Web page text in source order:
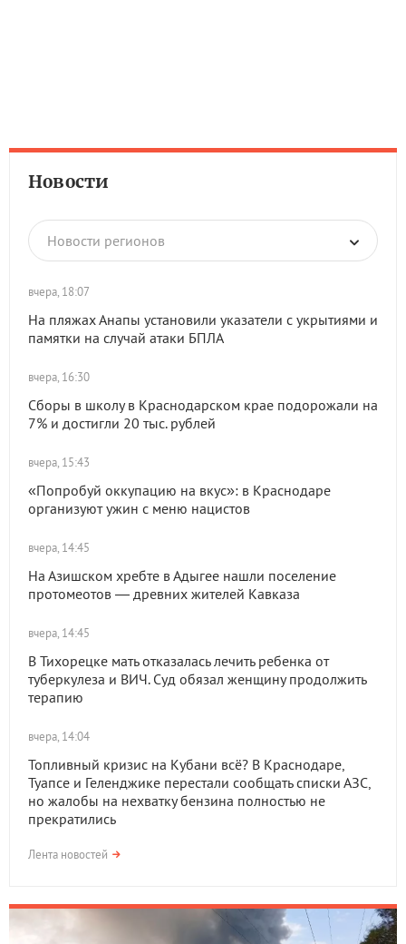
Новости
Новости регионов
вчера, 18:07
На пляжах Анапы установили указатели с укрытиями и
памятки на случай атаки БПЛА
вчера, 16:30
Сборы в школу в Краснодарском крае подорожали на
7% и достигли 20 тыс. рублей
вчера, 15:43
«Попробуй оккупацию на вкус»: в Краснодаре
организуют ужин с меню нацистов
вчера, 14:45
На Азишском хребте в Адыгее нашли поселение
протомеотов — древних жителей Кавказа
вчера, 14:45
В Тихорецке мать отказалась лечить ребенка от
туберкулеза и ВИЧ. Суд обязал женщину продолжить
терапию
вчера, 14:04
Топливный кризис на Кубани всё? В Краснодаре,
Туапсе и Геленджике перестали сообщать списки АЗС,
но жалобы на нехватку бензина полностью не
прекратились
Лента новостей